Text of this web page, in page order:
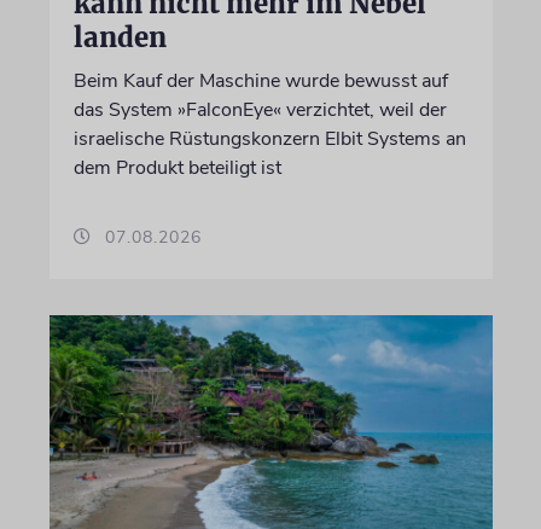
landen
Beim Kauf der Maschine wurde bewusst auf
das System »FalconEye« verzichtet, weil der
israelische Rüstungskonzern Elbit Systems an
dem Produkt beteiligt ist
07.08.2026